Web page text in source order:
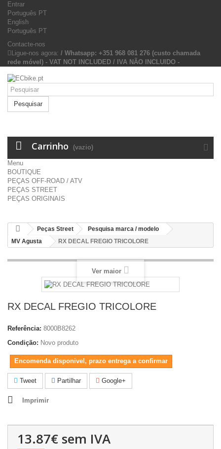
Entrar
Português PT
English
Português PT
Contacte-nos
Ligue-nos agora: / Whatsapp: +351 968 081 276 (custo chamada
rede móvel) - VAT NOT INCLUDED / IVA NÃO INCLUIDO -
Pesquisar
Carrinho (vazio)
Menu
BOUTIQUE
PEÇAS OFF-ROAD / ATV
PEÇAS STREET
PEÇAS ORIGINAIS
Peças Street
Pesquisa marca / modelo
MV Agusta
RX DECAL FREGIO TRICOLORE
Ver maior
RX DECAL FREGIO TRICOLORE
Referência: 8000B8262
Condição: Novo produto
Encomenda disponivel, prazo entrega a confirmar
Tweet Partilhar Google+
Imprimir
13.87€ sem IVA